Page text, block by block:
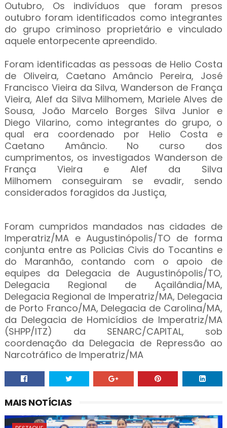
Outubro, Os indivíduos que foram presos
outubro foram identificados como integrantes
do grupo criminoso proprietário e vinculado
aquele entorpecente apreendido.
Foram identificadas as pessoas de Helio Costa
de Oliveira, Caetano Amâncio Pereira, José
Francisco Vieira da Silva, Wanderson de França
Vieira, Alef da Silva Milhomem, Mariele Alves de
Sousa, João Marcelo Borges Silva Junior e
Diego Vilarino, como integrantes do grupo, o
qual era coordenado por Helio Costa e
Caetano Amâncio. No curso dos
cumprimentos, os investigados Wanderson de
França Vieira e Alef da Silva
Milhomem conseguiram se evadir, sendo
considerados foragidos da Justiça,
Foram cumpridos mandados nas cidades de
Imperatriz/MA e Augustinópolis/TO de forma
conjunta entre as Policias Civis do Tocantins e
do Maranhão, contando com o apoio de
equipes da Delegacia de Augustinópolis/TO,
Delegacia Regional de Açailândia/MA,
Delegacia Regional de Imperatriz/MA, Delegacia
de Porto Franco/MA, Delegacia de Carolina/MA,
da Delegacia de Homicídios de Imperatriz/MA
(SHPP/ITZ) da SENARC/CAPITAL, sob
coordenação da Delegacia de Repressão ao
Narcotráfico de Imperatriz/MA
MAIS NOTÍCIAS